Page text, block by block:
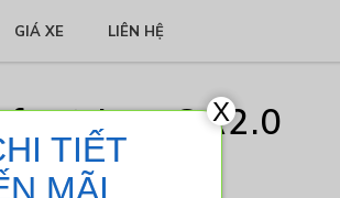
GIÁ XE LIÊN HỆ
Lux SA2.0
TIẾT
MÃI
X